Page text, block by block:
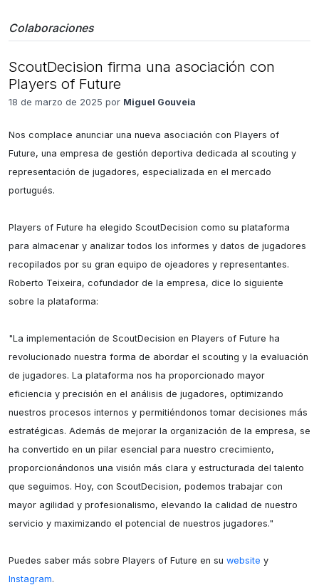
Colaboraciones
ScoutDecision firma una asociación con
Players of Future
18 de marzo de 2025 por Miguel Gouveia
Nos complace anunciar una nueva asociación con Players of
Future, una empresa de gestión deportiva dedicada al scouting y
representación de jugadores, especializada en el mercado
portugués.
Players of Future ha elegido ScoutDecision como su plataforma
para almacenar y analizar todos los informes y datos de jugadores
recopilados por su gran equipo de ojeadores y representantes.
Roberto Teixeira, cofundador de la empresa, dice lo siguiente
sobre la plataforma:
"La implementación de ScoutDecision en Players of Future ha
revolucionado nuestra forma de abordar el scouting y la evaluación
de jugadores. La plataforma nos ha proporcionado mayor
eficiencia y precisión en el análisis de jugadores, optimizando
nuestros procesos internos y permitiéndonos tomar decisiones más
estratégicas. Además de mejorar la organización de la empresa, se
ha convertido en un pilar esencial para nuestro crecimiento,
proporcionándonos una visión más clara y estructurada del talento
que seguimos. Hoy, con ScoutDecision, podemos trabajar con
mayor agilidad y profesionalismo, elevando la calidad de nuestro
servicio y maximizando el potencial de nuestros jugadores."
Puedes saber más sobre Players of Future en su website
Instagram.